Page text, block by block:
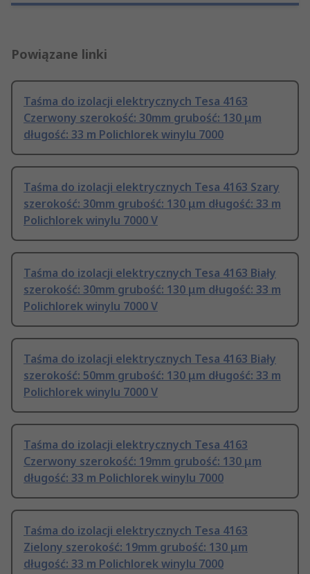
Powiązane linki
Taśma do izolacji elektrycznych Tesa 4163
Czerwony szerokość: 30mm grubość: 130 μm
długość: 33 m Polichlorek winylu 7000
Taśma do izolacji elektrycznych Tesa 4163 Szary
szerokość: 30mm grubość: 130 μm długość: 33 m
Polichlorek winylu 7000 V
Taśma do izolacji elektrycznych Tesa 4163 Biały
szerokość: 30mm grubość: 130 μm długość: 33 m
Polichlorek winylu 7000 V
Taśma do izolacji elektrycznych Tesa 4163 Biały
szerokość: 50mm grubość: 130 μm długość: 33 m
Polichlorek winylu 7000 V
Taśma do izolacji elektrycznych Tesa 4163
Czerwony szerokość: 19mm grubość: 130 μm
długość: 33 m Polichlorek winylu 7000
Taśma do izolacji elektrycznych Tesa 4163
Zielony szerokość: 19mm grubość: 130 μm
długość: 33 m Polichlorek winylu 7000